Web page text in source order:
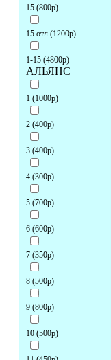
15 (800р)
15 отл (1200р)
1-15 (4800р)
АЛЬЯНС
1 (1000р)
2 (400р)
3 (400р)
4 (300р)
5 (700р)
6 (600р)
7 (350р)
8 (500р)
9 (800р)
10 (500р)